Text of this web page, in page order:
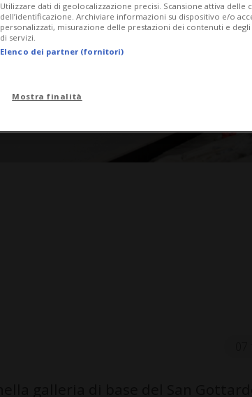
Utilizzare dati di geolocalizzazione precisi. Scansione attiva delle
dell’identificazione. Archiviare informazioni su dispositivo e/o
personalizzati, misurazione delle prestazioni dei contenuti e
di servizi.
Elenco dei partner (fornitori)
Mostra finalità